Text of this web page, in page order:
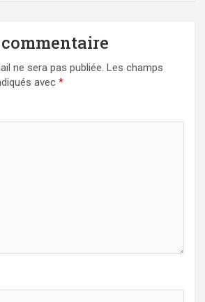
ne sera pas publiée. Les champs
avec *